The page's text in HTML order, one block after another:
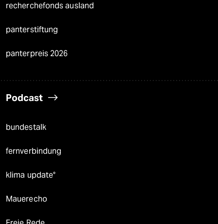
recherchefonds ausland
panterstiftung
panterpreis 2026
Podcast
bundestalk
fernverbindung
klima update°
Mauerecho